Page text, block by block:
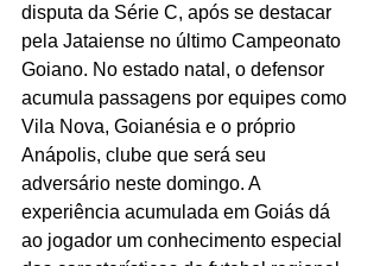
disputa da Série C, após se destacar
pela Jataiense no último Campeonato
Goiano. No estado natal, o defensor
acumula passagens por equipes como
Vila Nova, Goianésia e o próprio
Anápolis, clube que será seu
adversário neste domingo. A
experiência acumulada em Goiás dá
ao jogador um conhecimento especial